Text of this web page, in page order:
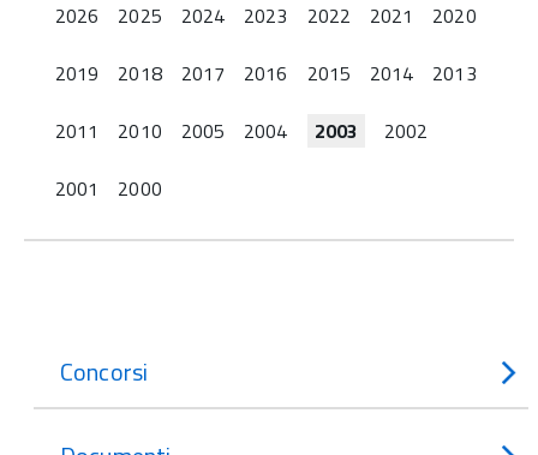
2026 2025 2024 2023 2022 2021
2020
2019
2018 2017 2016 2015 2014
2013
2011
2010 2005 2004 2003
2002
2001
2000
Concorsi